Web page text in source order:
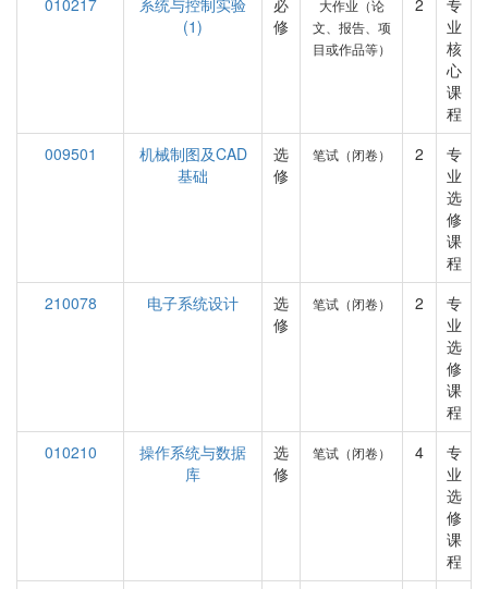
010217
系统与控制实验
(1)
必
修
大作业（论
文、报告、项
目或作品等）
2
专
业
核
心
课
程
009501
机械制图及CAD
基础
选
修
笔试（闭卷） 2
专
业
选
修
课
程
210078
电子系统设计
选
修
笔试（闭卷） 2
专
业
选
修
课
程
010210
操作系统与数据
库
选
修
笔试（闭卷） 4
专
业
选
修
课
程